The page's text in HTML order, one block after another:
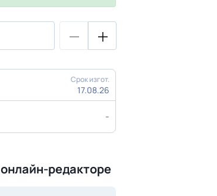
Срок изгот.
17.08.26
-
редакторе